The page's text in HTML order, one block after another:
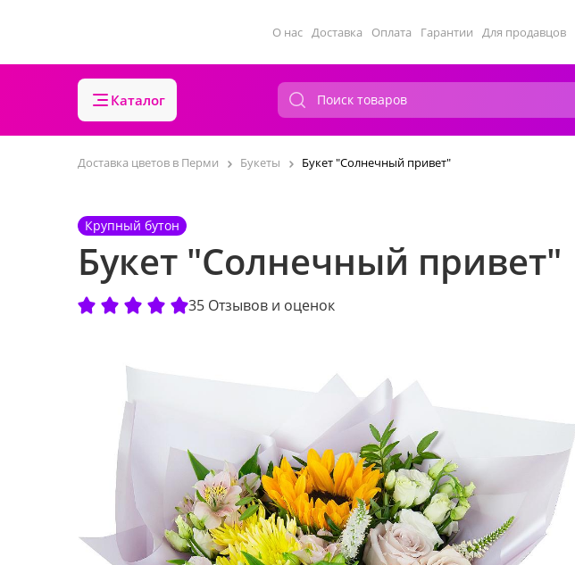
О нас Доставка Оплата Гарантии Для продавцов
Каталог
Доставка цветов в Перми Букеты Букет "Солнечный привет"
Крупный бутон
Букет "Солнечный привет"
35 Отзывов и оценок